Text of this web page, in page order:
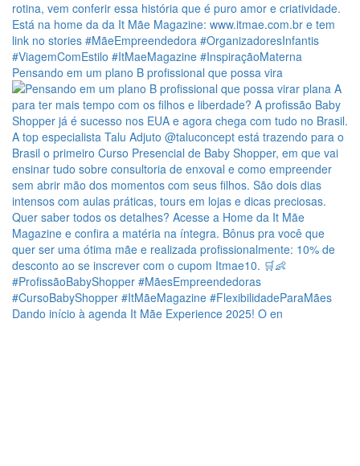
Pensando em um plano B profissional que possa vira
Dando início à agenda It Mãe Experience 2025! O en